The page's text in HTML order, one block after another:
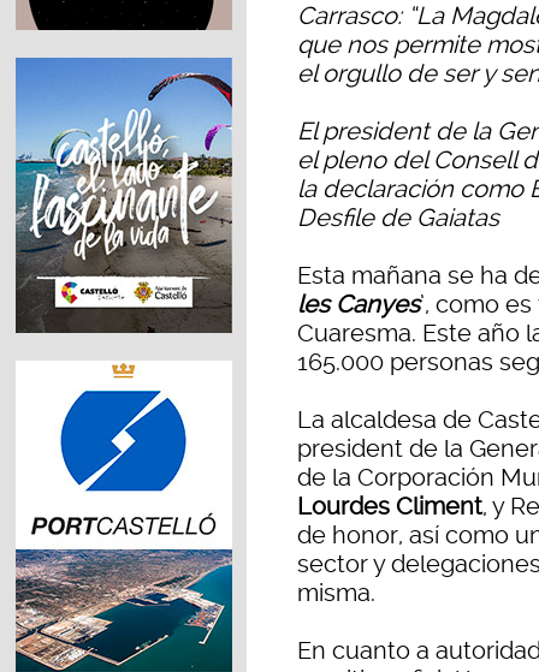
Carrasco: “La
que nos permite
el orgullo de ser y
El president de la
el pleno del Consell
la declaración como
Desfile de Gaiatas
Esta mañana se ha
les Canyes’, como
Cuaresma. Este año
165.000 personas
La alcaldesa de
president de la
de la Corporación
Lourdes Climent, y
de honor, así como
sector y
misma.
En cuanto a